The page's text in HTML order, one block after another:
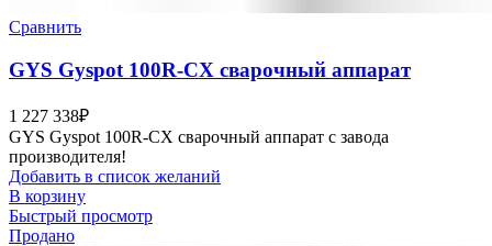
Сравнить
GYS Gyspot 100R-CX сварочный аппарат
1 227 338₽
GYS Gyspot 100R-CX сварочный аппарат с завода
производителя!
Добавить в список желаний
В корзину
Быстрый просмотр
Продано